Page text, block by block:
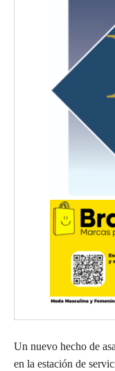
Un nuevo hecho de
en la estación de